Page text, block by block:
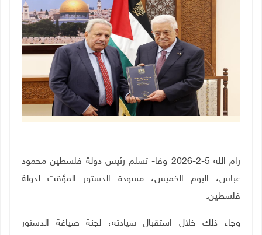
رام الله 5-2-2026 وفا- تسلم رئيس دولة فلسطين محمود
عباس، اليوم الخميس، مسودة الدستور المؤقت لدولة
فلسطين.
وجاء ذلك خلال استقبال سيادته، لجنة صياغة الدستور